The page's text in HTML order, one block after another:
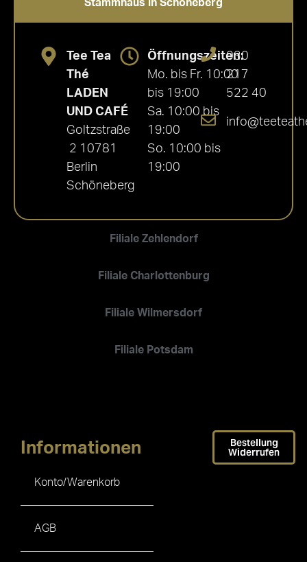
Stammhaus in Schöneberg
Filiale Zehlendorf
Filiale Charlottenburg
Filiale Wilmersdorf
Filiale Potsdam
Tee Tea
Thé
LADEN
UND CAFÉ
Goltzstraße
2 10781
Berlin
Schöneberg
Öffnungszeiten:
Mo. bis Fr. 10:00
bis 19:00
Sa. 10:00 bis
19:00
So. 10:00 bis
19:00
030
217
522 40
Informationen
Konto/Warenkorb
AGB
Bestellung
Widerrufen